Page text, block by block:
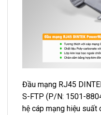
Đầu mạng RJ45
S-FTP (P/N: 1501-
hệ cáp mạng hiệu suất